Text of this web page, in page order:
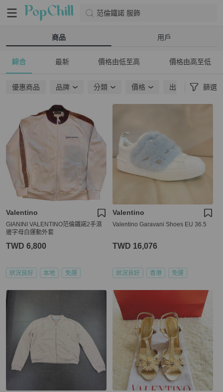
范倫鐵諾 服飾
商品 用戶
綜合 最新 價格由低至高 價格由高至低
優惠商品 品牌 分類 價格 出貨地點 篩選
Valentino
GIANINI VALENTINO范倫鐵諾2手滾
邊字母白運動外套
TWD 6,800
狀況良好 本地 免運
Valentino
Valentino Garavani Shoes EU 36.5
TWD 16,076
狀況良好 香港 免運